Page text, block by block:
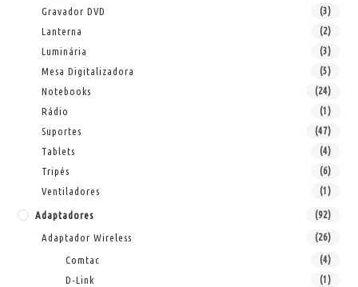
Gravador DVD (3)
Lanterna (2)
Luminária (3)
Mesa Digitalizadora (5)
Notebooks (24)
Rádio (1)
Suportes (47)
Tablets (4)
Tripés (6)
Ventiladores (1)
Adaptadores (92)
Adaptador Wireless (26)
Comtac (4)
D-Link (1)